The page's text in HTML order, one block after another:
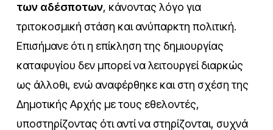
των αδέσποτων, κάνοντας λόγο για
τριτοκοσμική στάση και ανύπαρκτη πολιτική.
Επισήμανε ότι η επίκληση της δημιουργίας
καταφυγίου δεν μπορεί να λειτουργεί διαρκώς
ως άλλοθι, ενώ αναφέρθηκε και στη σχέση της
Δημοτικής Αρχής με τους εθελοντές,
υποστηρίζοντας ότι αντί να στηρίζονται, συχνά